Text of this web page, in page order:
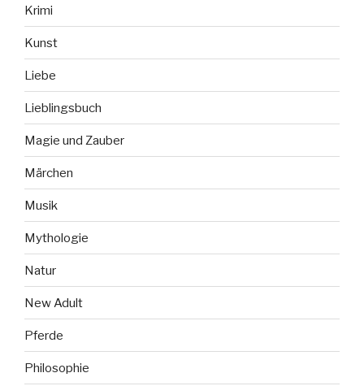
Krimi
Kunst
Liebe
Lieblingsbuch
Magie und Zauber
Märchen
Musik
Mythologie
Natur
New Adult
Pferde
Philosophie